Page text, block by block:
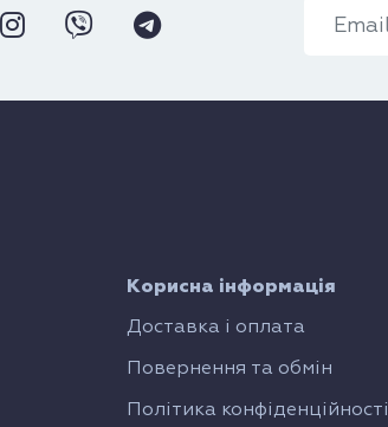
Корисна інформація
Доставка і оплата
Повернення та обмін
Політика конфіденційності